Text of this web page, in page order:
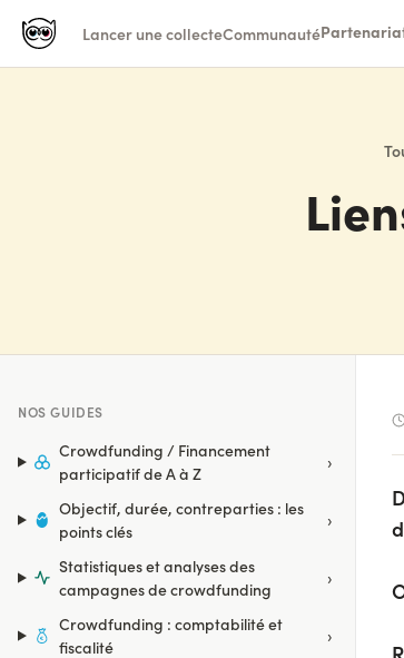
Lancer une collecteCommunauté
NOS GUIDES
Crowdfunding / Financement
participatif de A à Z
›
Objectif, durée, contreparties : les
points clés
›
Statistiques et analyses des
campagnes de crowdfunding
›
Crowdfunding : comptabilité et
fiscalité
›